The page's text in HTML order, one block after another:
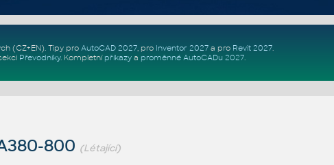
(CZ+EN). Tipy pro AutoCAD 2027, pro Inventor 2027a pro Revit 2027.
Převodníky. Kompletní příkazya proměnné AutoCADu 2027.
800 (Létající)